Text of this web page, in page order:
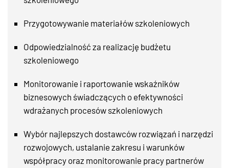
Przygotowywanie materiałów szkoleniowych
Odpowiedzialność za realizację budżetu
szkoleniowego
Monitorowanie i raportowanie wskaźników
biznesowych świadczących o efektywności
wdrażanych procesów szkoleniowych
Wybór najlepszych dostawców rozwiązań i narzędzi
rozwojowych, ustalanie zakresu i warunków
współpracy oraz monitorowanie pracy partnerów